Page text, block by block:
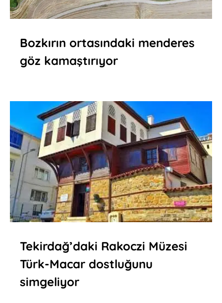
Bozkırın ortasındaki menderes
göz kamaştırıyor
Tekirdağ’daki Rakoczi Müzesi
Türk-Macar dostluğunu
simgeliyor